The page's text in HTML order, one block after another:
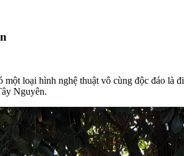
loại hình nghệ thuật vô cùng độc đáo
Nguyên.